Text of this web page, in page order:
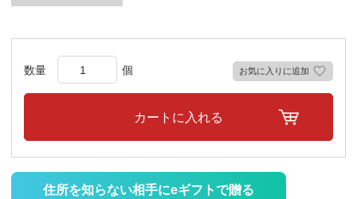
お気に入りに追加
カートに入れる
住所を知らない相手にeギフトで贈る